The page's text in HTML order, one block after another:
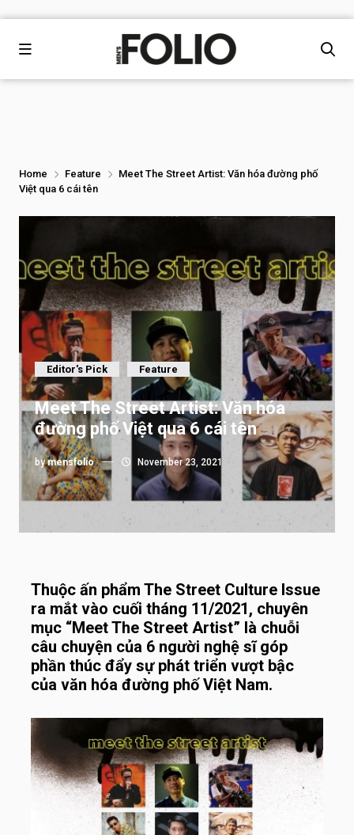
Home Feature
Meet The Street Artist: Văn hóa đường phố
Việt qua 6 cái tên
Editor's Pick Feature
Meet The Street Artist: Văn hóa
đường phố Việt qua 6 cái tên
bymensfolio November 23, 2021
Thuộc ấn phẩm The Street Culture Issue
ra mắt vào cuối tháng 11/2021, chuyên
mục “Meet The Street Artist” là chuỗi
câu chuyện của 6 người nghệ sĩ góp
phần thúc đẩy sự phát triển vượt bậc
của văn hóa đường phố Việt Nam.